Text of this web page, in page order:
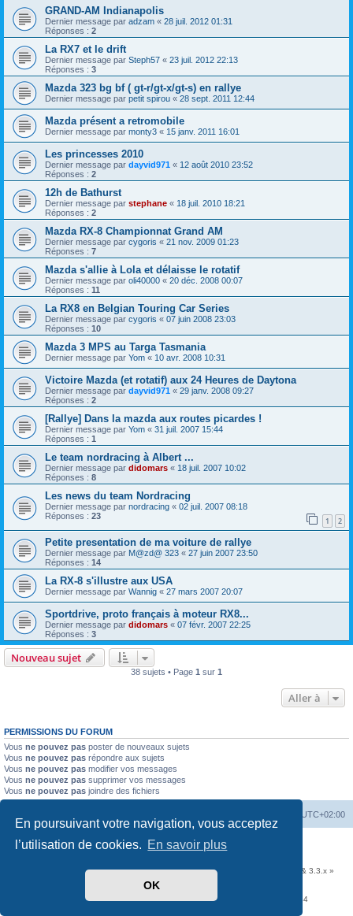
En poursuivant votre navigation, vous acceptez
l’utilisation de cookies. En savoir plus
OK
GRAND-AM Indianapolis
Dernier message par adzam « 28 juil. 2012 01:31
Réponses : 2
La RX7 et le drift
Dernier message par Steph57 « 23 juil. 2012 22:13
Réponses : 3
Mazda 323 bg bf ( gt-r/gt-x/gt-s) en rallye
Dernier message par petit spirou « 28 sept. 2011 12:44
Mazda présent a retromobile
Dernier message par monty3 « 15 janv. 2011 16:01
Les princesses 2010
Dernier message par dayvid971 « 12 août 2010 23:52
Réponses : 2
12h de Bathurst
Dernier message par stephane « 18 juil. 2010 18:21
Réponses : 2
Mazda RX-8 Championnat Grand AM
Dernier message par cygoris « 21 nov. 2009 01:23
Réponses : 7
Mazda s'allie à Lola et délaisse le rotatif
Dernier message par oli40000 « 20 déc. 2008 00:07
Réponses : 11
La RX8 en Belgian Touring Car Series
Dernier message par cygoris « 07 juin 2008 23:03
Réponses : 10
Mazda 3 MPS au Targa Tasmania
Dernier message par Yom « 10 avr. 2008 10:31
Victoire Mazda (et rotatif) aux 24 Heures de Daytona
Dernier message par dayvid971 « 29 janv. 2008 09:27
Réponses : 2
[Rallye] Dans la mazda aux routes picardes !
Dernier message par Yom « 31 juil. 2007 15:44
Réponses : 1
Le team nordracing à Albert ...
Dernier message par didomars « 18 juil. 2007 10:02
Réponses : 8
Les news du team Nordracing
Dernier message par nordracing « 02 juil. 2007 08:18
Réponses : 23 1 2
Petite presentation de ma voiture de rallye
Dernier message par M@zd@ 323 « 27 juin 2007 23:50
Réponses : 14
La RX-8 s'illustre aux USA
Dernier message par Wannig « 27 mars 2007 20:07
Sportdrive, proto français à moteur RX8...
Dernier message par didomars « 07 févr. 2007 22:25
Réponses : 3
Nouveau sujet
38 sujets • Page 1 sur 1
Aller à
PERMISSIONS DU FORUM
Vous ne pouvez pas poster de nouveaux sujets
Vous ne pouvez pas répondre aux sujets
Vous ne pouvez pas modifier vos messages
Vous ne pouvez pas supprimer vos messages
Vous ne pouvez pas joindre des fichiers
UTC+02:00
Développé parphpBB® Forum Software © phpBB Limited
Communauté EzCom: « Traductions d'extensions & styles pour phpBB 3.2.x & 3.3.x »
Forum hébergé par les services d’
Avenue de la Praille, 26 - 1227 Carouge - Suisse - tél +41 22 820 35 44